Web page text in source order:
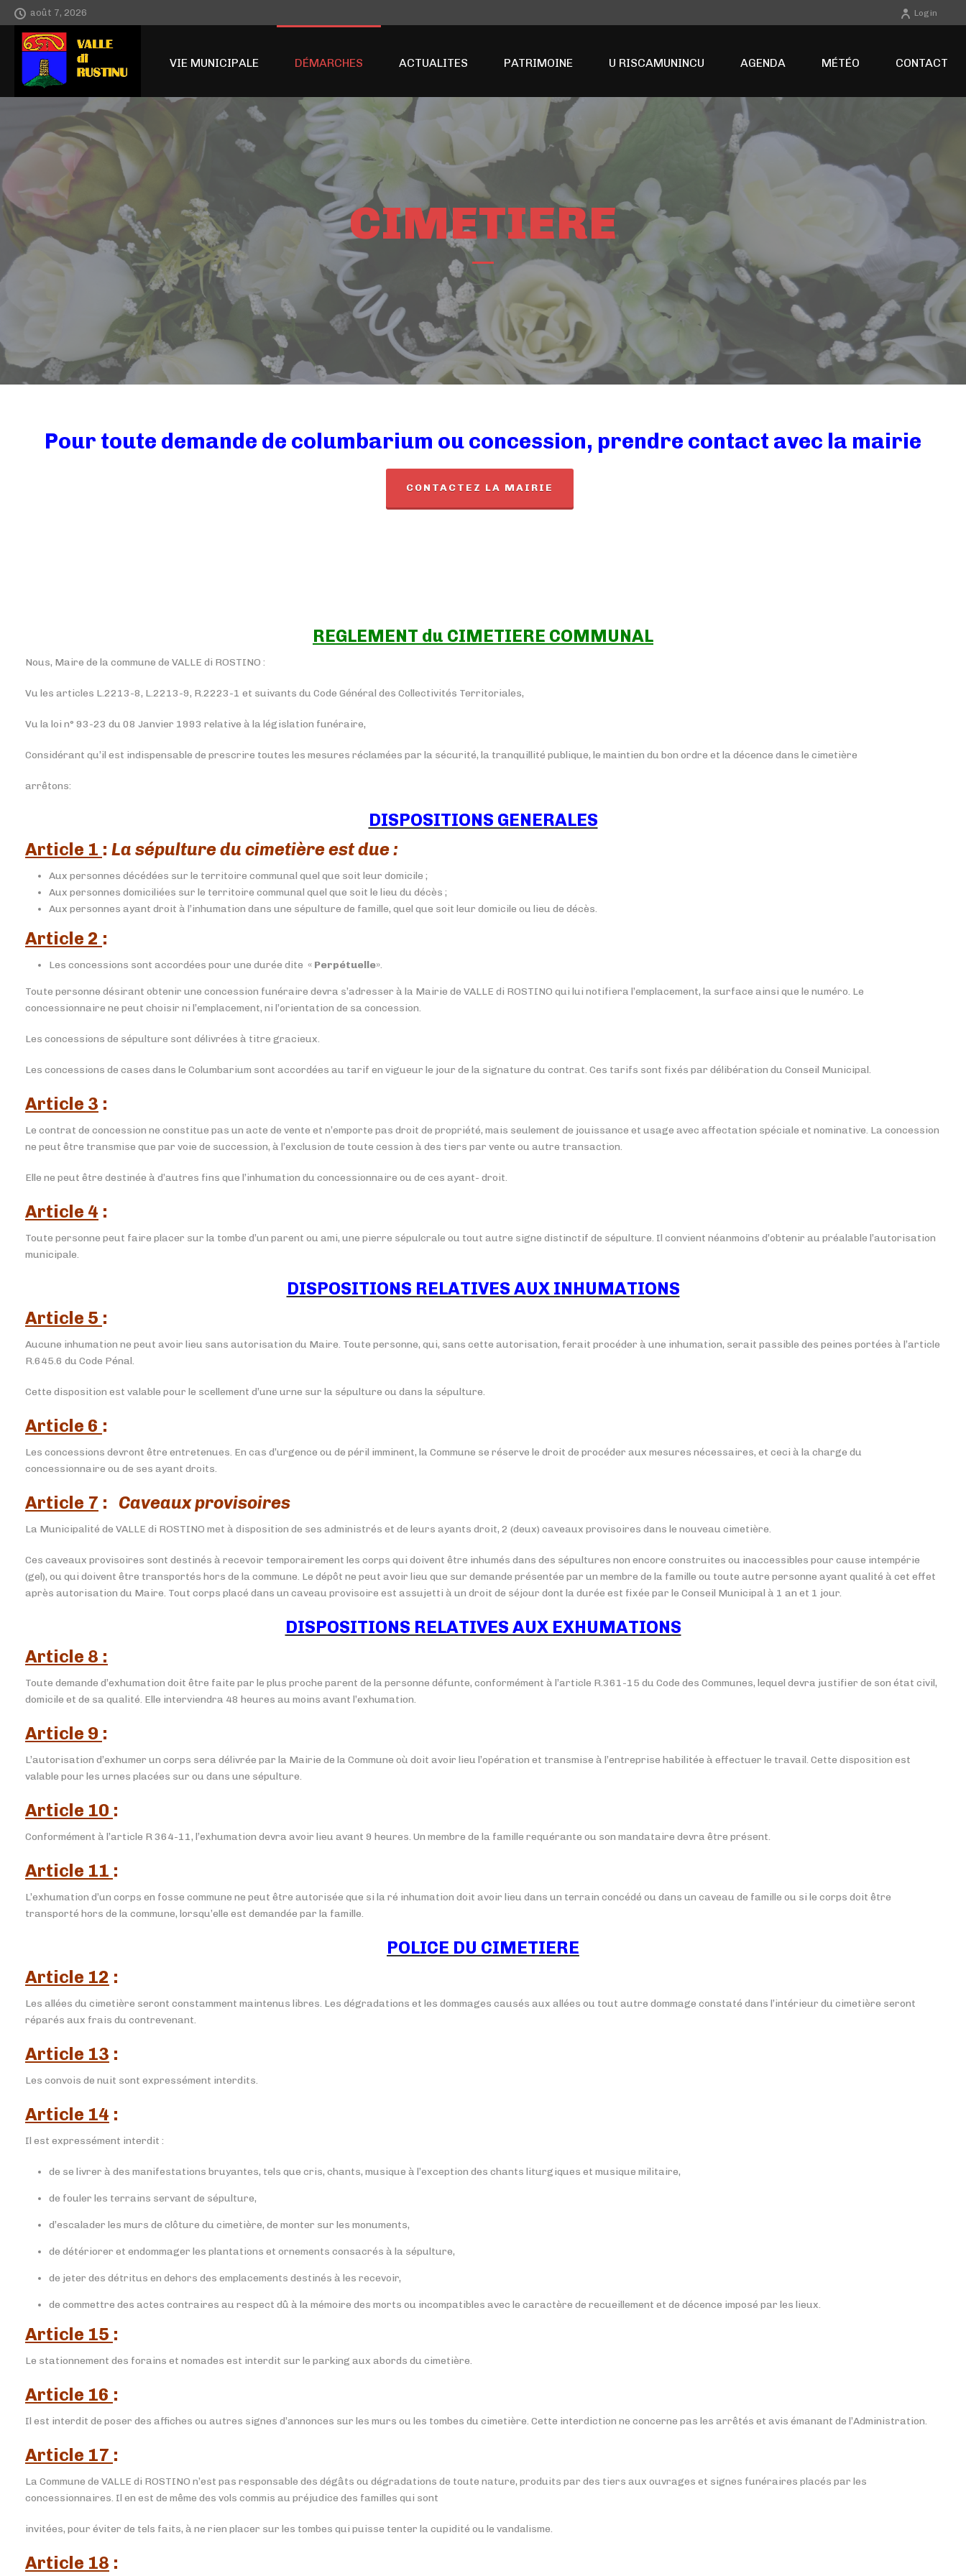
août 7, 2026 Login
ACCUEIL VIE MUNICIPALE DÉMARCHES ACTUALITES PATRIMOINE U RISCAMUNINCU AGENDA MÉTÉO CONTACT
CIMETIERE
Pour toute demande de columbarium ou concession, prendre contact avec la mairie
CONTACTEZ LA MAIRIE
REGLEMENT du CIMETIERE COMMUNAL
Nous, Maire de la commune de VALLE di ROSTINO :
Vu les articles L.2213-8, L.2213-9, R.2223-1 et suivants du Code Général des Collectivités Territoriales,
Vu la loi n° 93-23 du 08 Janvier 1993 relative à la législation funéraire,
Considérant qu’il est indispensable de prescrire toutes les mesures réclamées par la sécurité, la tranquillité publique, le maintien du bon ordre et la décence dans le cimetière
arrêtons:
DISPOSITIONS GENERALES
Article 1 : La sépulture du cimetière est due :
Aux personnes décédées sur le territoire communal quel que soit leur domicile ;
Aux personnes domiciliées sur le territoire communal quel que soit le lieu du décès ;
Aux personnes ayant droit à l’inhumation dans une sépulture de famille, quel que soit leur domicile ou lieu de décès.
Article 2 :
Les concessions sont accordées pour une durée dite « Perpétuelle».
Toute personne désirant obtenir une concession funéraire devra s’adresser à la Mairie de VALLE di ROSTINO qui lui notifiera l’emplacement, la surface ainsi que le numéro. Le
concessionnaire ne peut choisir ni l’emplacement, ni l’orientation de sa concession.
Les concessions de sépulture sont délivrées à titre gracieux.
Les concessions de cases dans le Columbarium sont accordées au tarif en vigueur le jour de la signature du contrat. Ces tarifs sont fixés par délibération du Conseil Municipal.
Article 3 :
Le contrat de concession ne constitue pas un acte de vente et n’emporte pas droit de propriété, mais seulement de jouissance et usage avec affectation spéciale et nominative. La concession
ne peut être transmise que par voie de succession, à l’exclusion de toute cession à des tiers par vente ou autre transaction.
Elle ne peut être destinée à d’autres fins que l’inhumation du concessionnaire ou de ces ayant- droit.
Article 4 :
Toute personne peut faire placer sur la tombe d’un parent ou ami, une pierre sépulcrale ou tout autre signe distinctif de sépulture. Il convient néanmoins d’obtenir au préalable l’autorisation
municipale.
DISPOSITIONS RELATIVES AUX INHUMATIONS
Article 5 :
Aucune inhumation ne peut avoir lieu sans autorisation du Maire. Toute personne, qui, sans cette autorisation, ferait procéder à une inhumation, serait passible des peines portées à l’article
R.645.6 du Code Pénal.
Cette disposition est valable pour le scellement d’une urne sur la sépulture ou dans la sépulture.
Article 6 :
Les concessions devront être entretenues. En cas d’urgence ou de péril imminent, la Commune se réserve le droit de procéder aux mesures nécessaires, et ceci à la charge du
concessionnaire ou de ses ayant droits.
Article 7 : Caveaux provisoires
La Municipalité de VALLE di ROSTINO met à disposition de ses administrés et de leurs ayants droit, 2 (deux) caveaux provisoires dans le nouveau cimetière.
Ces caveaux provisoires sont destinés à recevoir temporairement les corps qui doivent être inhumés dans des sépultures non encore construites ou inaccessibles pour cause intempérie
(gel), ou qui doivent être transportés hors de la commune. Le dépôt ne peut avoir lieu que sur demande présentée par un membre de la famille ou toute autre personne ayant qualité à cet effet
après autorisation du Maire. Tout corps placé dans un caveau provisoire est assujetti à un droit de séjour dont la durée est fixée par le Conseil Municipal à 1 an et 1 jour.
DISPOSITIONS RELATIVES AUX EXHUMATIONS
Article 8 :
Toute demande d’exhumation doit être faite par le plus proche parent de la personne défunte, conformément à l’article R.361-15 du Code des Communes, lequel devra justifier de son état civil,
domicile et de sa qualité. Elle interviendra 48 heures au moins avant l’exhumation.
Article 9 :
L’autorisation d’exhumer un corps sera délivrée par la Mairie de la Commune où doit avoir lieu l’opération et transmise à l’entreprise habilitée à effectuer le travail. Cette disposition est
valable pour les urnes placées sur ou dans une sépulture.
Article 10 :
Conformément à l’article R 364-11, l’exhumation devra avoir lieu avant 9 heures. Un membre de la famille requérante ou son mandataire devra être présent.
Article 11 :
L’exhumation d’un corps en fosse commune ne peut être autorisée que si la ré inhumation doit avoir lieu dans un terrain concédé ou dans un caveau de famille ou si le corps doit être
transporté hors de la commune, lorsqu’elle est demandée par la famille.
POLICE DU CIMETIERE
Article 12 :
Les allées du cimetière seront constamment maintenus libres. Les dégradations et les dommages causés aux allées ou tout autre dommage constaté dans l’intérieur du cimetière seront
réparés aux frais du contrevenant.
Article 13 :
Les convois de nuit sont expressément interdits.
Article 14 :
Il est expressément interdit :
de se livrer à des manifestations bruyantes, tels que cris, chants, musique à l’exception des chants liturgiques et musique militaire,
de fouler les terrains servant de sépulture,
d’escalader les murs de clôture du cimetière, de monter sur les monuments,
de détériorer et endommager les plantations et ornements consacrés à la sépulture,
de jeter des détritus en dehors des emplacements destinés à les recevoir,
de commettre des actes contraires au respect dû à la mémoire des morts ou incompatibles avec le caractère de recueillement et de décence imposé par les lieux.
Article 15 :
Le stationnement des forains et nomades est interdit sur le parking aux abords du cimetière.
Article 16 :
Il est interdit de poser des affiches ou autres signes d’annonces sur les murs ou les tombes du cimetière. Cette interdiction ne concerne pas les arrêtés et avis émanant de l’Administration.
Article 17 :
La Commune de VALLE di ROSTINO n’est pas responsable des dégâts ou dégradations de toute nature, produits par des tiers aux ouvrages et signes funéraires placés par les
concessionnaires. Il en est de même des vols commis au préjudice des familles qui sont
invitées, pour éviter de tels faits, à ne rien placer sur les tombes qui puisse tenter la cupidité ou le vandalisme.
Article 18 :